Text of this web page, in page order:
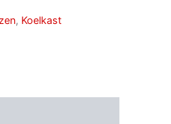
, Koelkast